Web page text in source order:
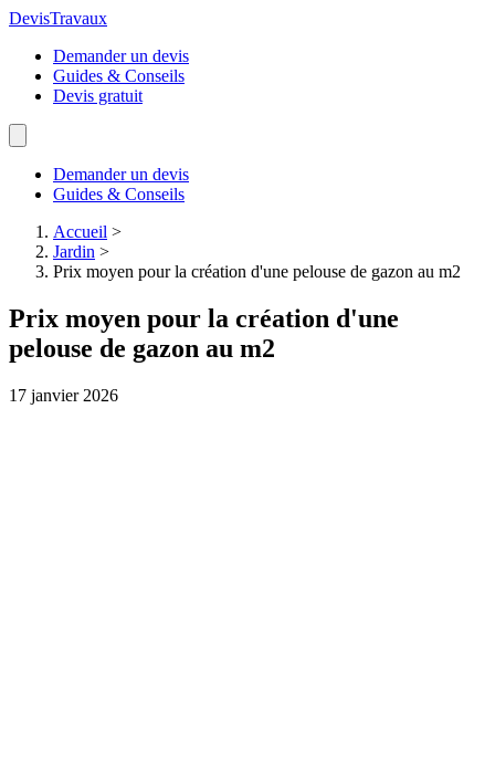
DevisTravaux
Demander un devis
Guides & Conseils
Devis gratuit
Demander un devis
Guides & Conseils
Accueil >
Jardin >
Prix moyen pour la création d'une pelouse de gazon au m2
Prix moyen pour la création d'une
pelouse de gazon au m2
17 janvier 2026